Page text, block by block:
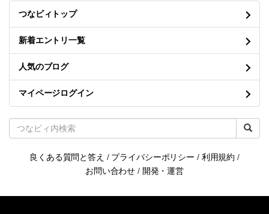
つなビィトップ
新着エントリ一覧
人気のブログ
マイページログイン
良くある質問と答え / プライバシーポリシー / 利用規約 /
お問い合わせ / 開発・運営